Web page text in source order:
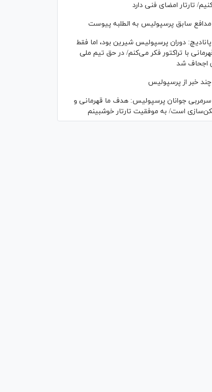
تارتار امضای فنی دارد
مدافع سابق پرسپولیس به الطلبه پیوست
پانادیچ: دوران پرسپولیس شیرین بود، اما فقط
با تراکتور فکر می‌کنم/ در حق تیم ملی
اجحاف شد
چند خبر از پرسپولیس
سرمربی جوانان پرسپولیس: هدف ما قهرمانی و
است/ به موفقیت تارتار خوشبینم